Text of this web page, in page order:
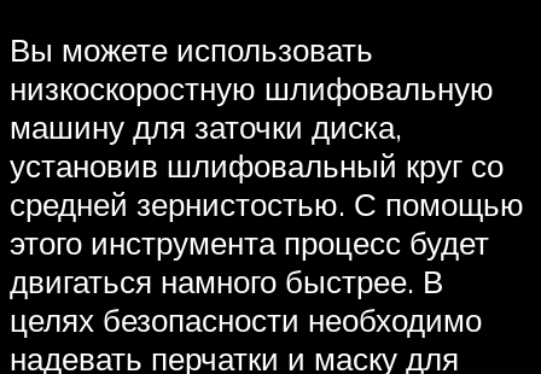
Вы можете использовать
низкоскоростную шлифовальную
машину для заточки диска,
установив шлифовальный круг со
средней зернистостью. С помощью
этого инструмента процесс будет
двигаться намного быстрее. В
целях безопасности необходимо
надевать перчатки и маску для